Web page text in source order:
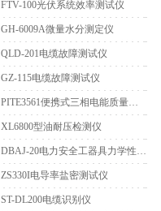
FTV-100光伏系统效率测试仪
GH-6009A微量水分测定仪
QLD-201电缆故障测试仪
GZ-115电缆故障测试仪
PITE3561便携式三相电能质量分析仪
XL6800型油耐压检测仪
DBAJ-20电力安全工器具力学性能试验机
ZS330I电导率盐密测试仪
ST-DL200电缆识别仪